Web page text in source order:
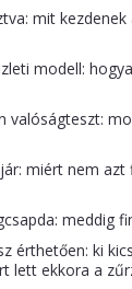
mit
modell:
valóságteszt:
miért nem azt
meddig
érthetően: ki
lett ekkora a